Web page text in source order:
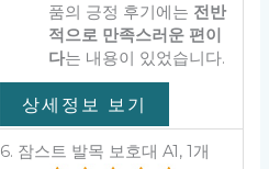
품의 긍정 후기에는 전반
적으로 만족스러운 편이
다는 내용이 있었습니다.
상세정보 보기
6. 잠스트 발목 보호대 A1, 1개